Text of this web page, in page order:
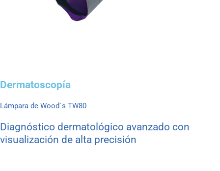
Dermatoscopía
Lámpara de Wood´s TW80
Diagnóstico dermatológico avanzado con
visualización de alta precisión